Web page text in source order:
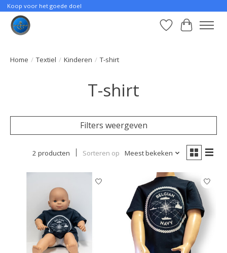
Koop voor het goede doel
Verlanglijst
Home / Textiel / Kinderen / T-shirt
T-shirt
Filters weergeven
2 producten Sorteren op Meest bekeken